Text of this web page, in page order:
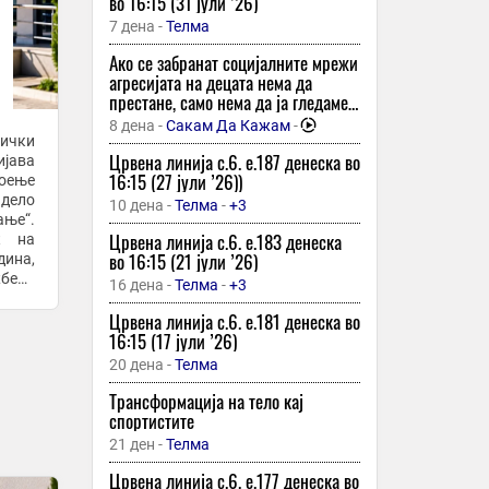
на
чипови, ОДГОВОРОТ дојде веднаш
29 минути -Фактор
Автокефална православна црква на
Албанија успешно ги заврши летните
кампови за деца и млади
29 минути -Весник Илинден
🎥 МЛАДАТА ТИК-ТОК ЅВЕЗДА
ПОЧИНА НА 26 ГОДИНИ ПО БОРБА
СО РЕТКА ФОРМА НА РАК Сидни
Таул ја следеа повеќе од милион
луѓе, а до последниот ден ширеше
оптимизам
29 минути -Плус Инфо
Филип (27) од Дурачка Река е млад
земјоделец и сточар, одледува
органска храна, цвеќиња и чува 150
кози: „Животот на село не би го
заменил за 10 нови“
29 минути -Фактор-
Онколозите ги молат луѓето да
престанат да прескокнуваат еден
чекор при подготовка на храната
29 минути -Денар
Скопјанец возел „мртов пијан“ сред
бел ден и направил сообраќајка
7 дена -Телма
Ако се забранат социјалните мрежи
агресијата на децата нема да
престане, само нема да ја гледаме
– подкаст со психологот емилија
бошкова
8 дена -Сакам Да Кажам -
Црвена линија с.6. e.187 денеска во
16:15 (27 јули ’26))
10 дена -Телма -+3
Црвена линија с.6. e.183 денеска
во 16:15 (21 јули ’26)
16 дена -Телма -+3
Црвена линија с.6. e.181 денеска во
16:15 (17 јули ’26)
20 дена -Телма
Трансформација на тело кај
спортистите
21 ден -Телма
Црвена линија с.6. e.177 денеска во